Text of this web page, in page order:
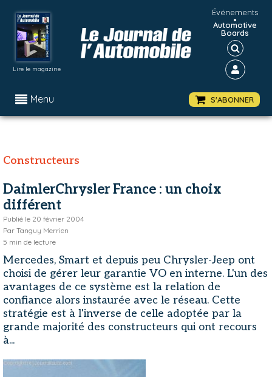
Lire le magazine
Événements
•
Automotive
Boards
Menu S'ABONNER
Constructeurs
DaimlerChrysler France : un choix
différent
Publié le 20 février 2004
Par Tanguy Merrien
5 min de lecture
Mercedes, Smart et depuis peu Chrysler-Jeep ont
choisi de gérer leur garantie VO en interne. L'un des
avantages de ce système est la relation de
confiance alors instaurée avec le réseau. Cette
stratégie est à l'inverse de celle adoptée par la
grande majorité des constructeurs qui ont recours
à...